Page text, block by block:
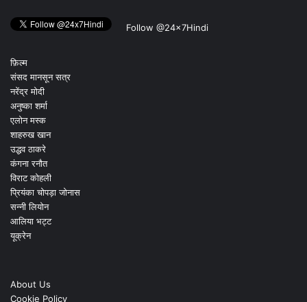
Follow @24x7Hindi
फ़िल्म
संसद मानसून सत्र
नरेंद्र मोदी
अनुष्का शर्मा
एलोन मस्क
शाहरुख खान
उद्धव ठाकरे
कंगना रनौत
विराट कोहली
प्रियंका चोपड़ा जोनास
सन्नी लियोन
आलिया भट्ट
यूक्रेन
About Us
Cookie Policy